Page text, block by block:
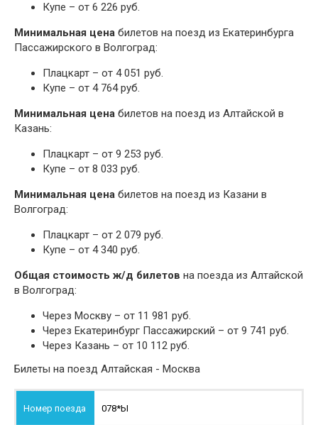
Купе – от 6 226 руб.
Минимальная цена билетов на поезд из Екатеринбурга
Пассажирского в Волгоград:
Плацкарт – от 4 051 руб.
Купе – от 4 764 руб.
Минимальная цена билетов на поезд из Алтайской в
Казань:
Плацкарт – от 9 253 руб.
Купе – от 8 033 руб.
Минимальная цена билетов на поезд из Казани в
Волгоград:
Плацкарт – от 2 079 руб.
Купе – от 4 340 руб.
Общая стоимость ж/д билетов на поезда из Алтайской
в Волгоград:
Через Москву – от 11 981 руб.
Через Екатеринбург Пассажирский – от 9 741 руб.
Через Казань – от 10 112 руб.
Билеты на поезд Алтайская - Москва
078*Ы